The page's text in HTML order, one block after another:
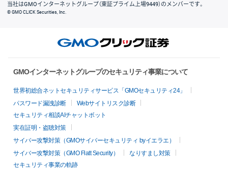
当社はGMOインターネットグループ（東証プライム上場9449）のメンバーです。
© GMO CLICK Securities, Inc.
GMOインターネットグループのセキュリティ事業について
世界初総合ネットセキュリティサービス「GMOセキュリティ24」
パスワード漏洩診断
Webサイトリスク診断
セキュリティ相談AIチャットボット
実在証明・盗聴対策
サイバー攻撃対策（GMOサイバーセキュリティ byイエラエ）
サイバー攻撃対策（GMO Flatt Security）
なりすまし対策
セキュリティ事業の軌跡